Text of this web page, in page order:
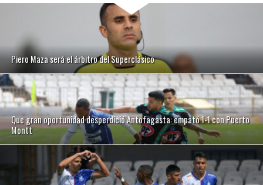
Piero Maza será el árbitro del Superclásico
Que gran oportunidad desperdició Antofagasta: empató 1-1 con Puerto
Montt